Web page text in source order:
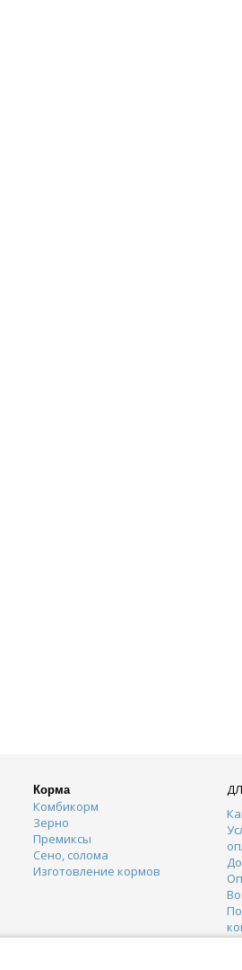
Корма
Комбикорм
Зерно
Премиксы
Сено, солома
Изготовление кормов